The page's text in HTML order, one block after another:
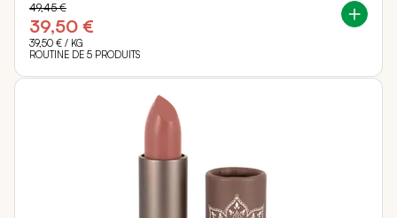
39,50 €
49,45 €
39,50 € / KG
ROUTINE DE 5 PRODUITS